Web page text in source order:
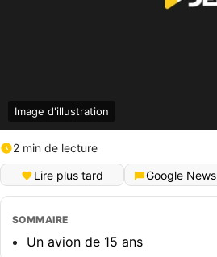
Image d'illustration
2 min de lecture
Lire plus tard
Google News
SOMMAIRE
Un avion de 15 ans